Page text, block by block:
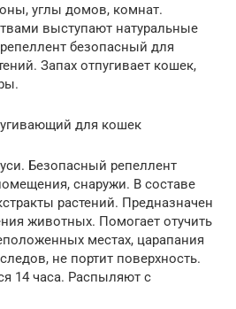
углы домов, комнат.
выступают натуральные
безопасный для
Запах отпугивает кошек,
для кошек
Безопасный репеллент
снаружи. В составе
растений. Предназначен
животных. Помогает отучить
местах, царапания
не портит поверхность.
14 часа. Распыляют с